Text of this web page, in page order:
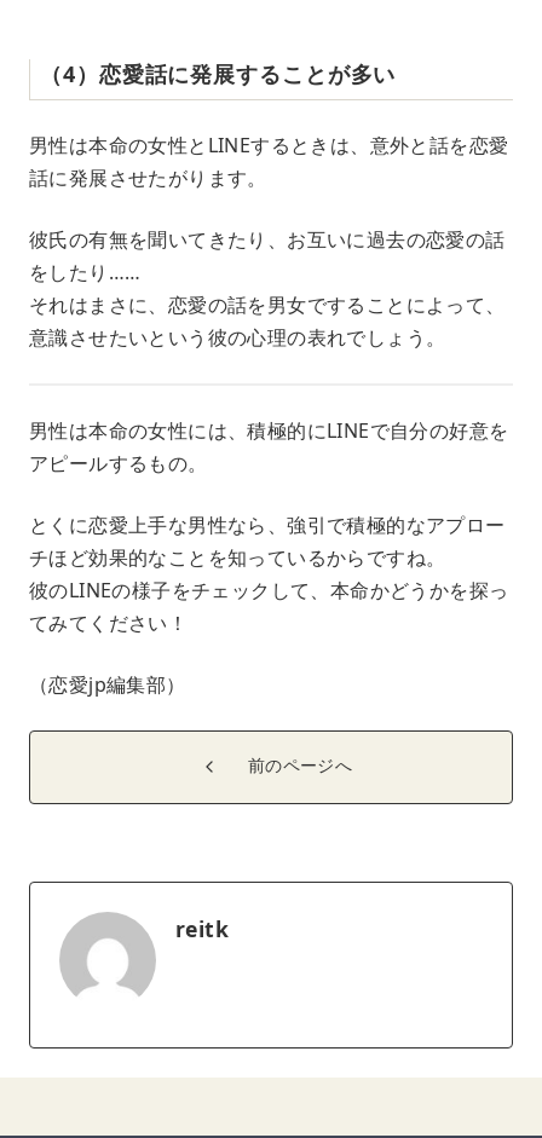
（4）恋愛話に発展することが多い
男性は本命の女性とLINEするときは、意外と話を恋愛
話に発展させたがります。
彼氏の有無を聞いてきたり、お互いに過去の恋愛の話
をしたり……
それはまさに、恋愛の話を男女ですることによって、
意識させたいという彼の心理の表れでしょう。
男性は本命の女性には、積極的にLINEで自分の好意を
アピールするもの。
とくに恋愛上手な男性なら、強引で積極的なアプロー
チほど効果的なことを知っているからですね。
彼のLINEの様子をチェックして、本命かどうかを探っ
てみてください！
（恋愛jp編集部）
前のページへ
reitk